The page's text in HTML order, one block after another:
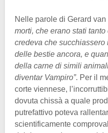
Nelle parole di Gerard van
morti, che erano stati
credeva che
delle bestie ancora, e
della carne di simili
diventar Vampiro”. Per il
corte viennese,
dovuta chissà a quale
putrefattivo poteva
scientificamente